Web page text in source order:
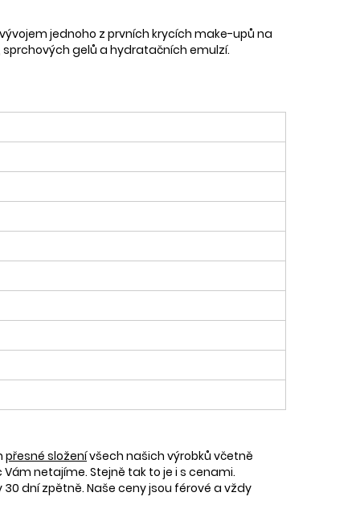
jednoho z prvních krycích make-upů na
gelů a hydratačních emulzí.
přesné složenívšech našich výrobků včetně
netajíme. Stejně tak to je i s cenami.
dní zpětně. Naše ceny jsou férové a vždy